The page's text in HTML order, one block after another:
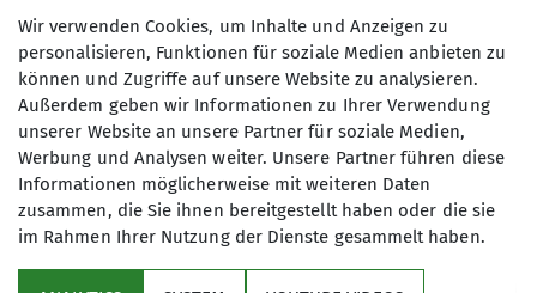
Schneebergkreuz und den Schneeberg ins
Mühlbacher Skigebiet und dort über
verschiedene Pisten bis zum Treffpunkt an der
Zapferlalm. Zu viert genoss man die fast 4 km
lange Familienabfahrt nach Mühlbach, während
die andern 11 zu den Fahrzeugen aufstiegen. Alle
waren sich einig: so eine Panoramatour findet
man nicht leicht, besonders bei der derzeitigen
Schneelage. Und: eine tolle Gruppe mit vielen
Wir verwenden Cookies, um Inhalte und Anzeigen zu
personalisieren, Funktionen für soziale Medien anbieten zu
können und Zugriffe auf unsere Website zu analysieren.
Außerdem geben wir Informationen zu Ihrer Verwendung
unserer Website an unsere Partner für soziale Medien,
Werbung und Analysen weiter. Unsere Partner führen diese
Informationen möglicherweise mit weiteren Daten
zusammen, die Sie ihnen bereitgestellt haben oder die sie
im Rahmen Ihrer Nutzung der Dienste gesammelt haben.